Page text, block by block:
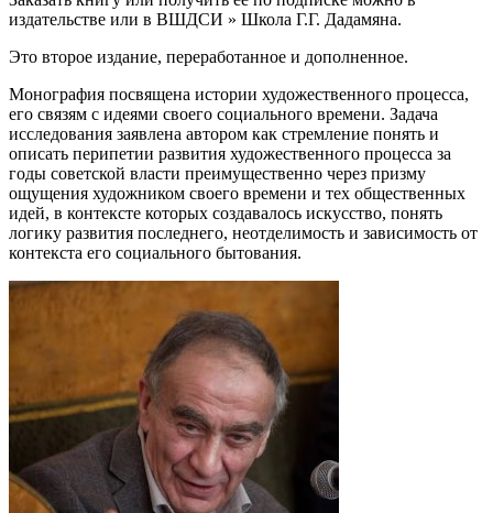
издательстве или в ВШДСИ » Школа Г.Г. Дадамяна.
Это второе издание, переработанное и дополненное.
Монография посвящена истории художественного процесса,
его связям с идеями своего социального времени. Задача
исследования заявлена автором как стремление понять и
описать перипетии развития художественного процесса за
годы советской власти преимущественно через призму
ощущения художником своего времени и тех общественных
идей, в контексте которых создавалось искусство, понять
логику развития последнего, неотделимость и зависимость от
контекста его социального бытования.